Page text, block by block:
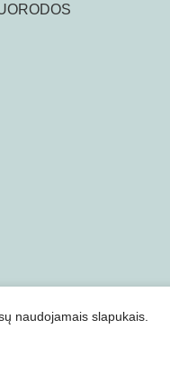
naudojamais slapukais.